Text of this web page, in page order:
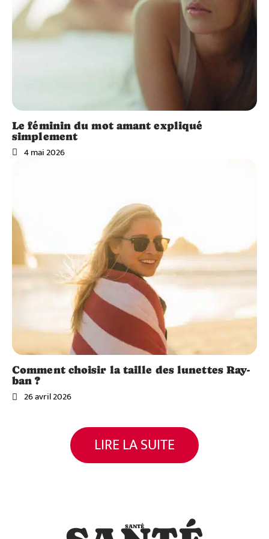
Le féminin du mot amant expliqué
simplement
4 mai 2026
Comment choisir la taille des lunettes Ray-
ban ?
26 avril 2026
LIRE LA SUITE
SANTÉ
Santé
Hallux
valgus
ls
ent
savoir